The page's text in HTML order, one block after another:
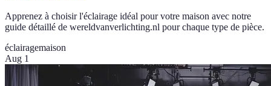
Apprenez à choisir l'éclairage idéal pour votre maison avec notre
guide détaillé de wereldvanverlichting.nl pour chaque type de pièce.
éclairagemaison
Aug 1